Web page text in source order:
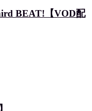
BEAT!【VOD配